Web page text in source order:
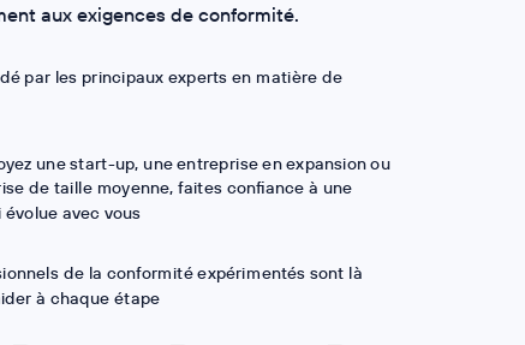
aux exigences de conformité.
par les principaux experts en matière de
une start-up, une entreprise en expansion ou
de taille moyenne, faites confiance à une
avec vous
de la conformité expérimentés sont là
à chaque étape